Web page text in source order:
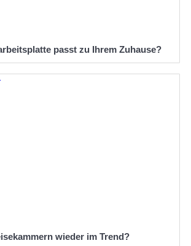
passt zu Ihrem Zuhause?
wieder im Trend?